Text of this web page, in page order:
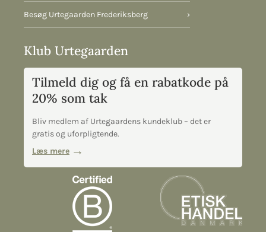
Besøg Urtegaarden Frederiksberg ›
Klub Urtegaarden
Tilmeld dig og få en rabatkode på
20% som tak
Bliv medlem af Urtegaardens kundeklub – det er
gratis og uforpligtende.
Læs mere